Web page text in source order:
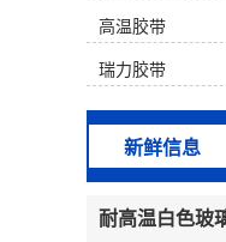
焊、波峰焊、电
绕。注意：劣质
仍可能留胶。特
龙胶带）材质：
光滑。耐温性：
300°C。特点：
是不粘材料，因
胶。常用于热塑
烘焙模具、化工
低，价格较贵。
高温胶带
瑞力胶带
新鲜信息
耐高温白色玻